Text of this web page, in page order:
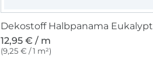
Dekostoff Halbpanama
12,95 € / m
(9,25 € / 1 m²)